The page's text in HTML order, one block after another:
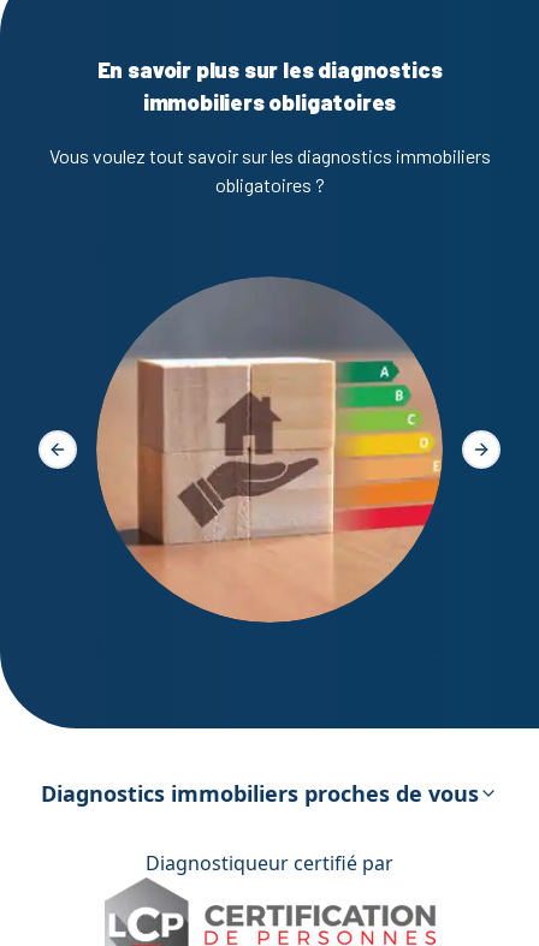
En savoir plus sur les diagnostics
immobiliers obligatoires
Vous voulez tout savoir sur les diagnostics immobiliers
obligatoires ?
énergétique
Slide précédente Slide
Diagnostics immobiliers proches de vous
Diagnostiqueur certifié par